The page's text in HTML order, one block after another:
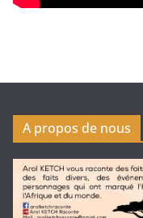
A propos de nous